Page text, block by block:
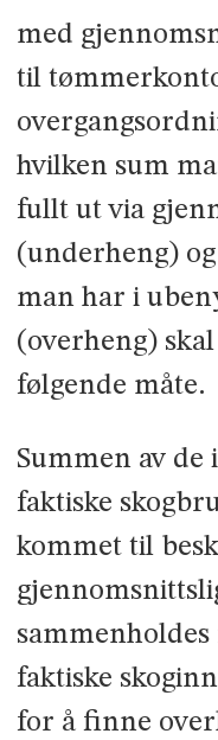
med
til
hvilken sum
fullt ut via
(underheng)
man har i
(overheng)
følgende måte.
Summen av
faktiske
kommet til
faktiske
for å finne